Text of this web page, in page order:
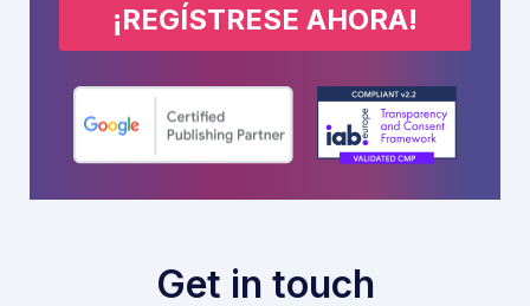
¡REGÍSTRESE AHORA!
Get in touch